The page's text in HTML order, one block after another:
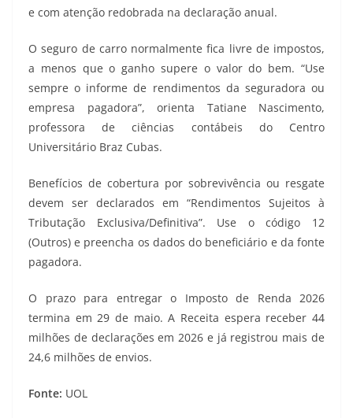
e com atenção redobrada na declaração anual.
O seguro de carro normalmente fica livre de impostos,
a menos que o ganho supere o valor do bem. “Use
sempre o informe de rendimentos da seguradora ou
empresa pagadora”, orienta Tatiane Nascimento,
professora de ciências contábeis do Centro
Universitário Braz Cubas.
Benefícios de cobertura por sobrevivência ou resgate
devem ser declarados em “Rendimentos Sujeitos à
Tributação Exclusiva/Definitiva”. Use o código 12
(Outros) e preencha os dados do beneficiário e da fonte
pagadora.
O prazo para entregar o Imposto de Renda 2026
termina em 29 de maio. A Receita espera receber 44
milhões de declarações em 2026 e já registrou mais de
24,6 milhões de envios.
Fonte: UOL